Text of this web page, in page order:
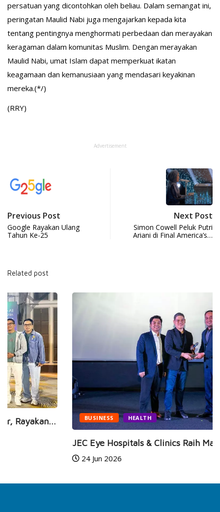
persatuan yang dicontohkan oleh beliau. Dalam semangat ini,
peringatan Maulid Nabi juga mengajarkan kepada kita
tentang pentingnya menghormati perbedaan dan merayakan
keragaman dalam komunitas Muslim. Dengan merayakan
Maulid Nabi, umat Islam dapat memperkuat ikatan
keagamaan dan kemanusiaan yang mendasari keyakinan
mereka.(*/)
(RRY)
Advertisement
Previous Post
Google Rayakan Ulang
Tahun Ke-25
Next Post
Simon Cowell Peluk Putri
Ariani di Final America’s…
Related post
BUSINESS HEALTH
JEC Eye Hospitals & Clinics Raih Marketeers...